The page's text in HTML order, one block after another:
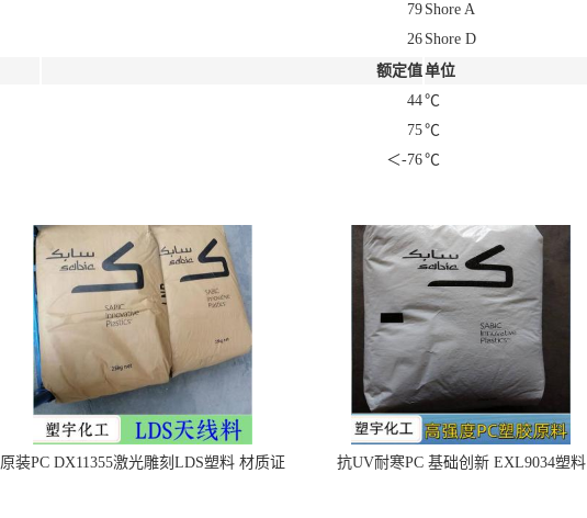
79 Shore A
26 Shore D
额定值单位
44℃
75℃
＜-76℃
原装PC DX11355激光雕刻LDS塑料 材质证
抗UV耐寒PC 基础创新 EXL9034塑料